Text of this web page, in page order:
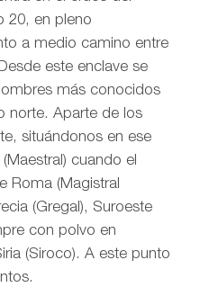
20, en pleno
a medio camino entre
este enclave se
más conocidos
norte. Aparte de los
situándonos en ese
cuando el
Roma (Magistral
(Gregal), Suroeste
con polvo en
(Siroco). A este punto